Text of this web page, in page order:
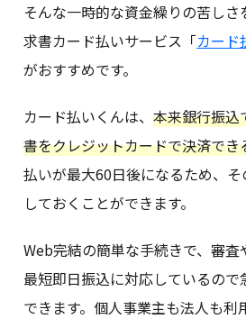
そんな一時的な資金繰りの苦し
求書カード払いサービス「カード
がおすすめです。
カード払いくんは、本来銀行振込
書をクレジットカードで決済でき
払いが最大60日後になるため、
しておくことができます。
Web完結の簡単な手続きで、審査
最短即日振込に対応しているの
できます。個人事業主も法人も利